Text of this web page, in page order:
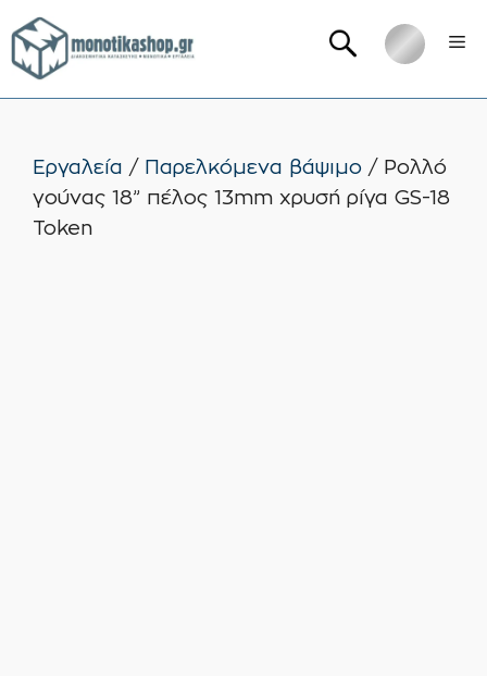
Μετάβαση
σε
περιεχόμενο
Εργαλεία / Παρελκόμενα βάψιμο / Ρολλό
γούνας 18” πέλος 13mm χρυσή ρίγα GS-18
Token